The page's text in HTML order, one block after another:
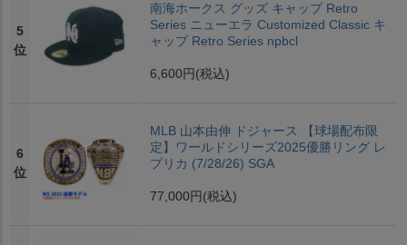
5
位
南海ホークス グッズ キャップ Retro
Series ニューエラ Customized Classic キ
ャップ Retro Series npbcl
6,600円 (税込)
6
位
MLB 山本由伸 ドジャース 【球場配布限
定】ワールドシリーズ2025優勝リング レ
プリカ (7/28/26) SGA
77,000円 (税込)